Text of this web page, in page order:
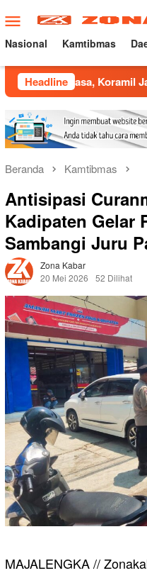
ke
konten
Menu
Mobile
Nasional Kamtibmas
Headline
Koramil Jatiwangi
Beranda Kamtibmas
Antisipasi
Kadipaten Gelar
Sambangi Juru
Zona Kabar
20 Mei 2026
52 Dilihat
MAJALENGKA //